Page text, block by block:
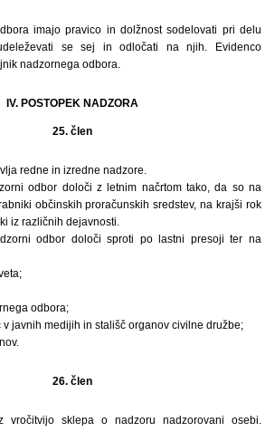
imajo pravico in dolžnost sodelovati pri delu
se sej in odločati na njih. Evidenco
nadzornega odbora.
IV. POSTOPEK NADZORA
25. člen
redne in izredne nadzore.
odbor določi z letnim načrtom tako, da so na
občinskih proračunskih sredstev, na krajši rok
iz različnih dejavnosti.
odbor določi sproti po lastni presoji ter na
odbora;
javnih medijih in stališč organov civilne družbe;
26. člen
vročitvijo sklepa o nadzoru nadzorovani osebi.